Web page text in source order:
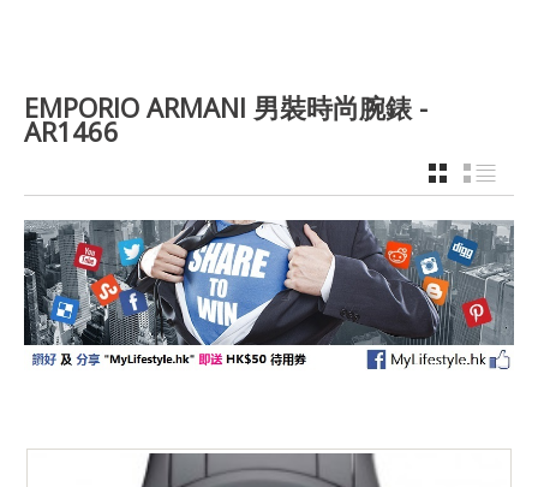
EMPORIO ARMANI 男裝時尚腕錶 -
AR1466
GRID